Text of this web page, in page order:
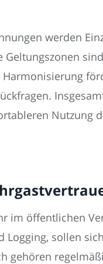
werden
Geltungszonen
Harmonisierung
Nutzung
im öffentlichen
sollen
gehören